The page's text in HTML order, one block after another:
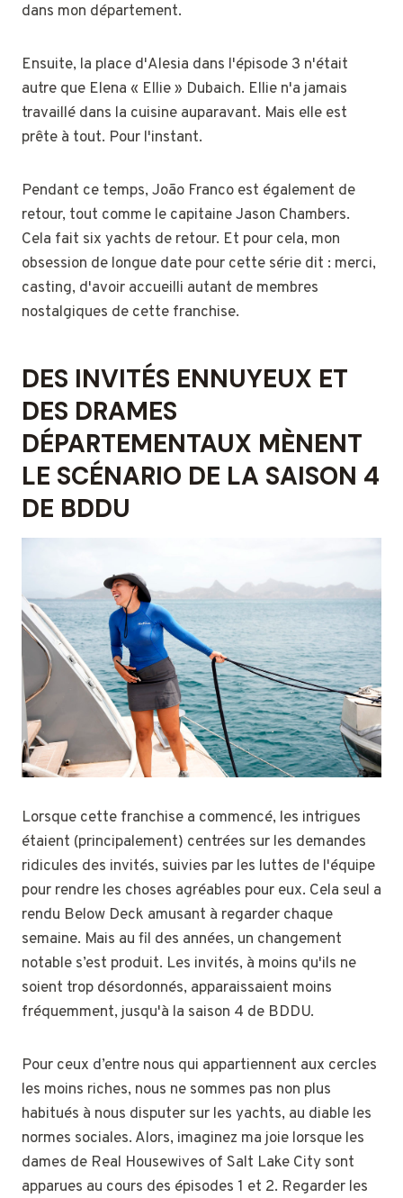
dans mon département.
Ensuite, la place d'Alesia dans l'épisode 3 n'était
autre que Elena « Ellie » Dubaich. Ellie n'a jamais
travaillé dans la cuisine auparavant. Mais elle est
prête à tout. Pour l'instant.
Pendant ce temps, João Franco est également de
retour, tout comme le capitaine Jason Chambers.
Cela fait six yachts de retour. Et pour cela, mon
obsession de longue date pour cette série dit : merci,
casting, d'avoir accueilli autant de membres
nostalgiques de cette franchise.
DES INVITÉS ENNUYEUX ET
DES DRAMES
DÉPARTEMENTAUX MÈNENT
LE SCÉNARIO DE LA SAISON 4
DE BDDU
Lorsque cette franchise a commencé, les intrigues
étaient (principalement) centrées sur les demandes
ridicules des invités, suivies par les luttes de l'équipe
pour rendre les choses agréables pour eux. Cela seul a
rendu Below Deck amusant à regarder chaque
semaine. Mais au fil des années, un changement
notable s’est produit. Les invités, à moins qu'ils ne
soient trop désordonnés, apparaissaient moins
fréquemment, jusqu'à la saison 4 de BDDU.
Pour ceux d’entre nous qui appartiennent aux cercles
les moins riches, nous ne sommes pas non plus
habitués à nous disputer sur les yachts, au diable les
normes sociales. Alors, imaginez ma joie lorsque les
dames de Real Housewives of Salt Lake City sont
apparues au cours des épisodes 1 et 2. Regarder les